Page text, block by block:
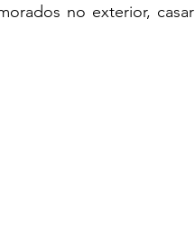
no exterior, casar